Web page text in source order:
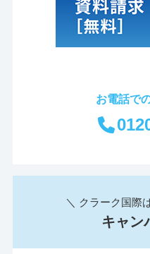
お電話で
＼ クラーク国際
キャン